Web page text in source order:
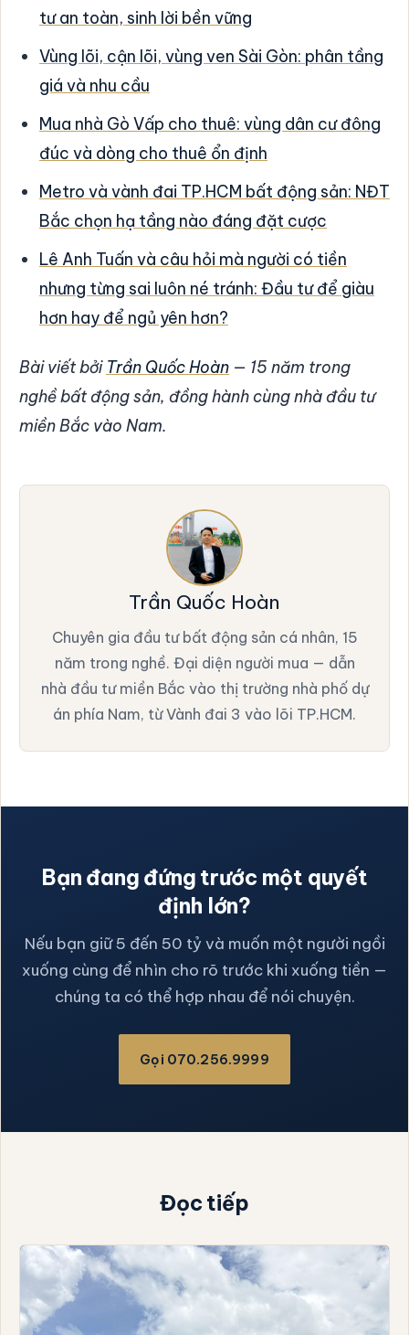
tư an toàn, sinh lời bền vững
Vùng lõi, cận lõi, vùng ven Sài Gòn: phân tầng
giá và nhu cầu
Mua nhà Gò Vấp cho thuê: vùng dân cư đông
đúc và dòng cho thuê ổn định
Metro và vành đai TP.HCM bất động sản: NĐT
Bắc chọn hạ tầng nào đáng đặt cược
Lê Anh Tuấn và câu hỏi mà người có tiền
nhưng từng sai luôn né tránh: Đầu tư để giàu
hơn hay để ngủ yên hơn?
Bài viết bởi Trần Quốc Hoàn — 15 năm trong
nghề bất động sản, đồng hành cùng nhà đầu tư
miền Bắc vào Nam.
Trần Quốc Hoàn
Chuyên gia đầu tư bất động sản cá nhân, 15
năm trong nghề. Đại diện người mua — dẫn
nhà đầu tư miền Bắc vào thị trường nhà phố dự
án phía Nam, từ Vành đai 3 vào lõi TP.HCM.
Bạn đang đứng trước một quyết
định lớn?
Nếu bạn giữ 5 đến 50 tỷ và muốn một người ngồi
xuống cùng để nhìn cho rõ trước khi xuống tiền —
chúng ta có thể hợp nhau để nói chuyện.
Gọi 070.256.9999
Đọc tiếp